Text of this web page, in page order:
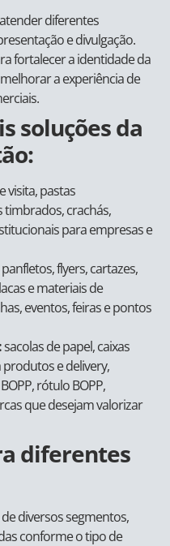
diferentes
e divulgação.
fortalecer a identidade da
a experiência de
soluções da
visita, pastas
timbrados, crachás,
para empresas e
flyers, cartazes,
e materiais de
eventos, feiras e pontos
sacolas de papel, caixas
e delivery,
rótulo BOPP,
que desejam valorizar
diferentes
diversos segmentos,
conforme o tipo de